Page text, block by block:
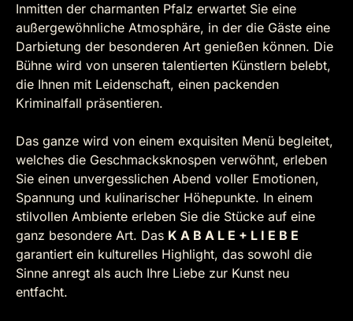
Inmitten der charmanten Pfalz erwartet Sie eine
außergewöhnliche Atmosphäre, in der die Gäste eine
Darbietung der besonderen Art genießen können. Die
Bühne wird von unseren talentierten Künstlern belebt,
die Ihnen mit Leidenschaft, einen packenden
Kriminalfall präsentieren.
Das ganze wird von einem exquisiten Menü begleitet,
welches die Geschmacksknospen verwöhnt, erleben
Sie einen unvergesslichen Abend voller Emotionen,
Spannung und kulinarischer Höhepunkte. In einem
stilvollen Ambiente erleben Sie die Stücke auf eine
ganz besondere Art. Das K A B A L E + L I E B E
garantiert ein kulturelles Highlight, das sowohl die
Sinne anregt als auch Ihre Liebe zur Kunst neu
entfacht.